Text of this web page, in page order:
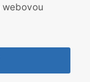
webovou